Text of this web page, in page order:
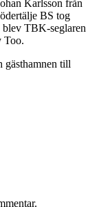
Karlsson från
BS tog
blev TBK-seglaren
Too.
gästhamnen till